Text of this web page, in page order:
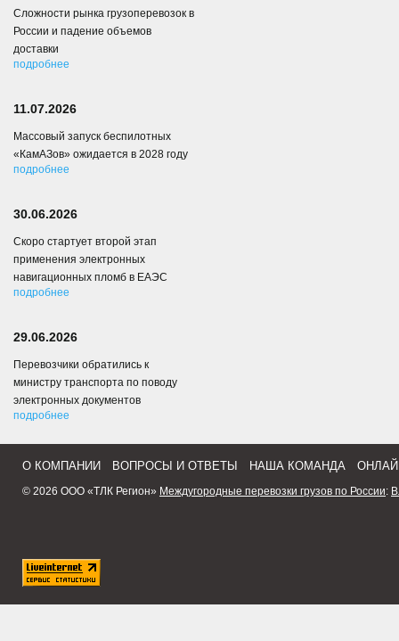
Сложности рынка грузоперевозок в
России и падение объемов
доставки
подробнее
11.07.2026
Массовый запуск беспилотных
«КамАЗов» ожидается в 2028 году
подробнее
30.06.2026
Скоро стартует второй этап
применения электронных
навигационных пломб в ЕАЭС
подробнее
29.06.2026
Перевозчики обратились к
министру транспорта по поводу
электронных документов
подробнее
О КОМПАНИИ ВОПРОСЫ И ОТВЕТЫ НАША КОМАНДА
© 2026 ООО «ТЛК Регион» Междугородные перевозки грузов по России: